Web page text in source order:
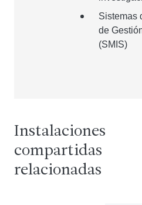
Sistemas
de
(SMIS)
Instalaciones
compartidas
relacionadas